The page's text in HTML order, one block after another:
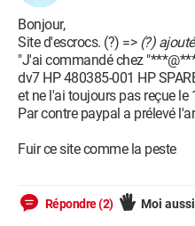
Bonjour,
Site d'escrocs. (?) => (?)
"J'ai commandé chez
dv7 HP 480385-001 HP
et ne l'ai toujours pas reçue le
Par contre paypal a prélevé
Fuir ce site comme la peste
Répondre (2) Moi aussi